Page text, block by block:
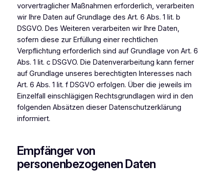
vorvertraglicher Maßnahmen erforderlich, verarbeiten
wir Ihre Daten auf Grundlage des Art. 6 Abs. 1 lit. b
DSGVO. Des Weiteren verarbeiten wir Ihre Daten,
sofern diese zur Erfüllung einer rechtlichen
Verpflichtung erforderlich sind auf Grundlage von Art. 6
Abs. 1 lit. c DSGVO. Die Datenverarbeitung kann ferner
auf Grundlage unseres berechtigten Interesses nach
Art. 6 Abs. 1 lit. f DSGVO erfolgen. Über die jeweils im
Einzelfall einschlägigen Rechtsgrundlagen wird in den
folgenden Absätzen dieser Datenschutzerklärung
informiert.
Empfänger von
personenbezogenen Daten